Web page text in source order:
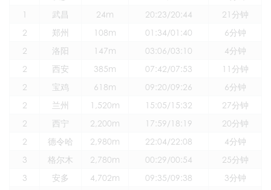
1
武昌 24m 20:23/20:44
21分钟
2
郑州 108m 01:34/01:40
6分钟
2
洛阳 147m 03:06/03:10
4分钟
2
西安 385m 07:42/07:53
11分钟
2
宝鸡 618m 09:20/09:26
6分钟
2
兰州 1,520m 15:05/15:32
27分钟
2
西宁 2,200m 17:59/18:19
20分钟
2
德令哈 2,980m 22:04/22:08
4分钟
3
格尔木 2,780m 00:29/00:54
25分钟
3
安多 4,702m 09:35/09:38
3分钟